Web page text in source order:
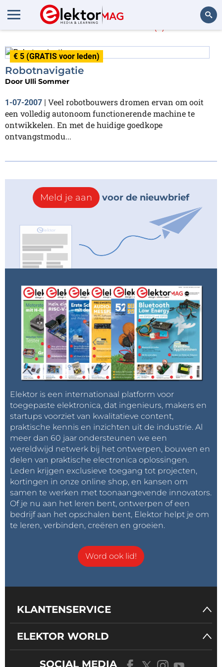
Ulli Sommer
€ 5 (GRATIS voor leden)
Robotnavigatie
Door Ulli Sommer
1-07-2007 | Veel robotbouwers dromen ervan om ooit
een volledig autonoom functionerende machine te
ontwikkelen. En met de huidige goedkope
ontvangstmodu...
Meld je aan voor de nieuwbrief
Elektor is een internationaal platform voor
toegepaste elektronica, dat ingenieurs, makers en
startups voorziet van kwalitatieve content,
praktische kennis en inzichten uit de industrie. Al
meer dan 60 jaar ondersteunen we een
wereldwijd netwerk bij het ontwerpen, bouwen en
delen van praktische electronica oplossingen.
Leden krijgen exclusieve toegang tot projecten,
kortingen in onze online shop, en kansen om
samen te werken met toonaangevende innovators.
Of je nu aan het leren bent, ontwerpen of een
bedrijf aan het opschalen bent, Elektor helpt je om
te leren, verbinden, creëren en groeien.
Word ook lid!
KLANTENSERVICE
ELEKTOR WORLD
SOCIAL MEDIA